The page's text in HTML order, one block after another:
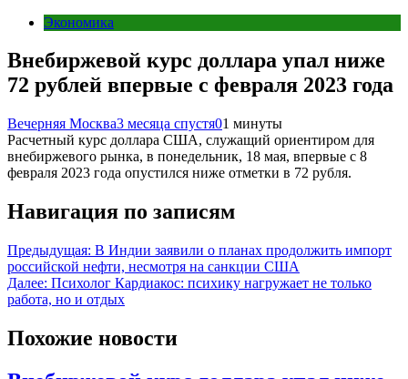
Экономика
Внебиржевой курс доллара упал ниже
72 рублей впервые с февраля 2023 года
Вечерняя Москва3 месяца спустя01 минуты
Расчетный курс доллара США, служащий ориентиром для
внебиржевого рынка, в понедельник, 18 мая, впервые с 8
февраля 2023 года опустился ниже отметки в 72 рубля.
Навигация по записям
Предыдущая: В Индии заявили о планах продолжить импорт
российской нефти, несмотря на санкции США
Далее: Психолог Кардиакос: психику нагружает не только
работа, но и отдых
Похожие новости